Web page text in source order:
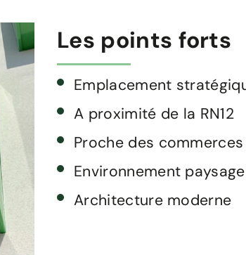
Les points forts
Emplacement
A proximité de la RN12
Proche des
Environnement
Architecture moderne